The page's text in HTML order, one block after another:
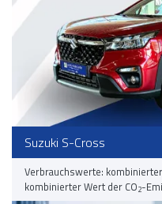
Suzuki S-Cross
Verbrauchswerte:
kombinierter Wert der CO2-